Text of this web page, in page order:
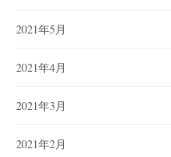
2021年5月
2021年4月
2021年3月
2021年2月